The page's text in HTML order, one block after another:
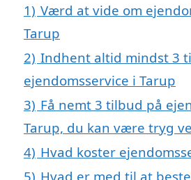
1) Værd at vide om
Tarup
2) Indhent altid mindst 3
ejendomsservice i Tarup
3) Få nemt 3 tilbud på
Tarup, du kan være tryg
4) Hvad koster
5) Hvad er med til at